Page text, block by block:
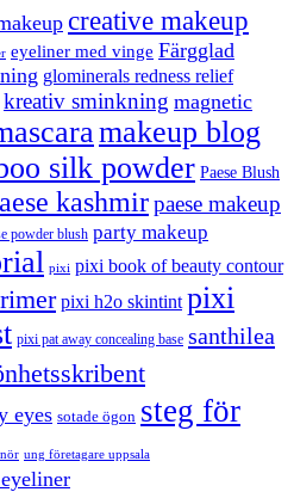
creative makeup
eyeliner med vinge Färgglad
glominerals redness relief
kreativ sminkning magnetic
makeup blog
silk powder Paese Blush
kashmirpaese makeup
powder blush party makeup
pixi pixi book of beauty contour
pixi h2o skintint pixi
pixi pat away concealing base santhilea
eyes sotade ögon steg för
ung företagare uppsala